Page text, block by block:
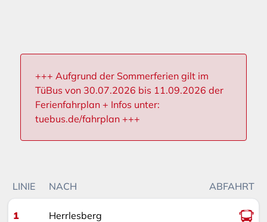
+++ Aufgrund der Sommerferien gilt im
TüBus von 30.07.2026 bis 11.09.2026 der
Ferienfahrplan + Infos unter:
tuebus.de/fahrplan +++
LINIE NACH ABFAHRT
1 Herrlesberg